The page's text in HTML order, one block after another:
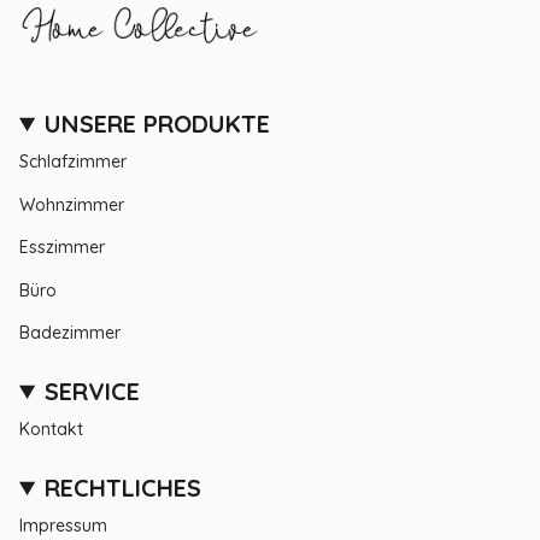
UNSERE PRODUKTE
Schlafzimmer
Wohnzimmer
Esszimmer
Büro
Badezimmer
SERVICE
Kontakt
RECHTLICHES
Impressum